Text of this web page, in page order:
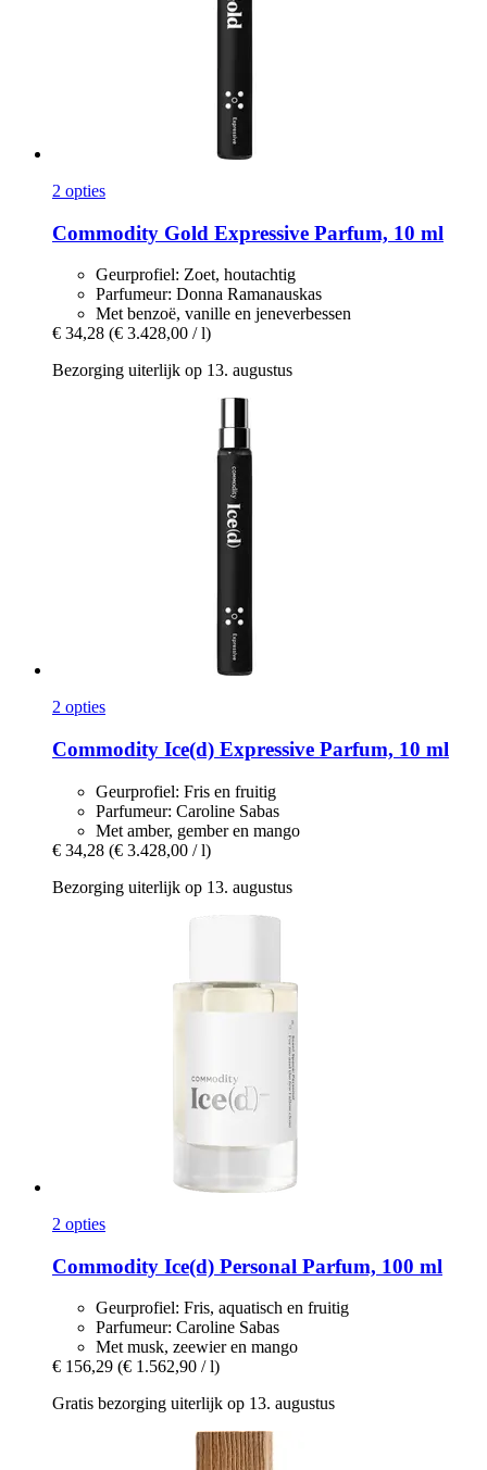
2 opties
Commodity Gold Expressive Parfum, 10 ml
Geurprofiel: Zoet, houtachtig
Parfumeur: Donna Ramanauskas
Met benzoë, vanille en jeneverbessen
€ 34,28 (€ 3.428,00 / l)
Bezorging uiterlijk op 13. augustus
2 opties
Commodity Ice(d) Expressive Parfum, 10 ml
Geurprofiel: Fris en fruitig
Parfumeur: Caroline Sabas
Met amber, gember en mango
€ 34,28 (€ 3.428,00 / l)
Bezorging uiterlijk op 13. augustus
2 opties
Commodity Ice(d) Personal Parfum, 100 ml
Geurprofiel: Fris, aquatisch en fruitig
Parfumeur: Caroline Sabas
Met musk, zeewier en mango
€ 156,29 (€ 1.562,90 / l)
Gratis bezorging uiterlijk op 13. augustus